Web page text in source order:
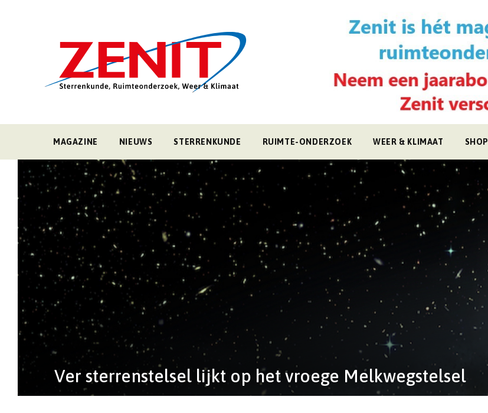
MAGAZINE NIEUWS STERRENKUNDE RUIMTE-ONDERZOEK WEER & KLIMAAT SHOP
Ver sterrenstelsel lijkt op het vroege Melkwegstelsel